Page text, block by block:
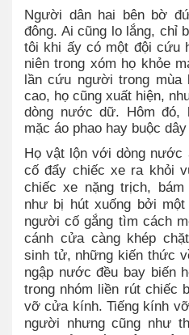
Người dân hai bên bờ
đông. Ai cũng lo lắng, chỉ
tôi khi ấy có một đội cứu
niên trong xóm họ khỏe
lần cứu người trong mùa
cao, họ cũng xuất hiện,
dòng nước dữ. Hôm đó,
mặc áo phao hay buộc
Họ vật lộn với dòng
cố đẩy chiếc xe ra khỏi
chiếc xe nặng trịch,
như bị hút xuống bởi
người cố gắng tìm cách
cánh cửa càng khép
sinh tử, những kiến thức
ngập nước đều bay biến
trong nhóm liền rút chiếc
vỡ cửa kính. Tiếng kính
người nhưng cũng như